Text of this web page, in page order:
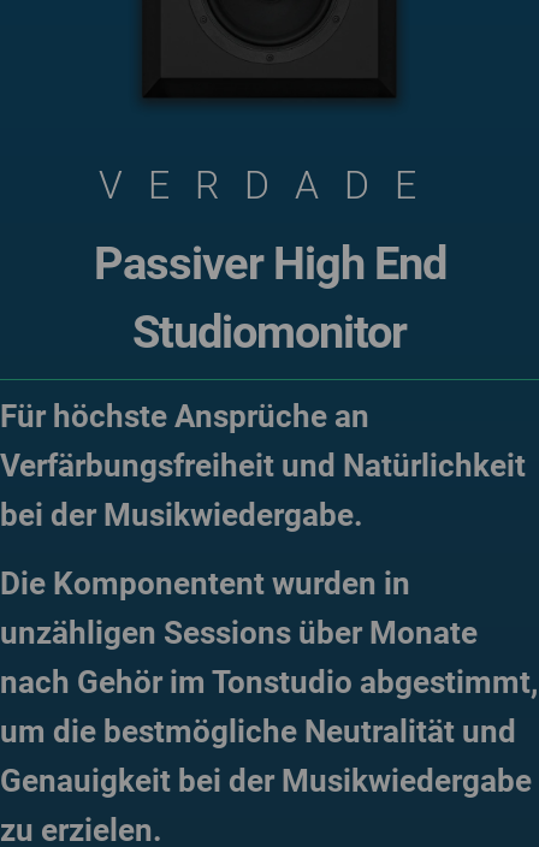
VERDADE
Passiver High End
Studiomonitor
Für höchste Ansprüche an
Verfärbungsfreiheit und Natürlichkeit
bei der Musikwiedergabe.
Die Komponentent wurden in
unzähligen Sessions über Monate
nach Gehör im Tonstudio abgestimmt,
um die bestmögliche Neutralität und
Genauigkeit bei der Musikwiedergabe
zu erzielen.